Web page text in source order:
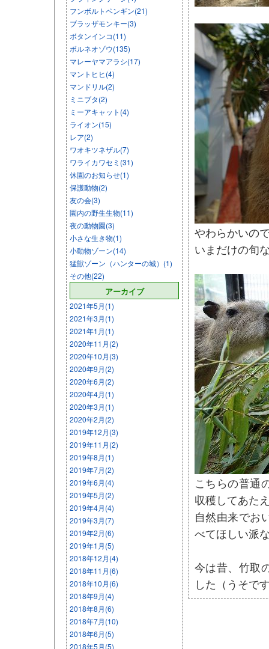
フンボルトペンギン(21)
ブラッザモンキー(3)
ボタンインコ(11)
ボルネオゾウ(135)
マレーヤマアラシ(17)
マントヒヒ(4)
マンドリル(2)
ミニブタ(2)
ミーアキャット(4)
ライオン(15)
レア(2)
ワオキツネザル(7)
ワライカワセミ(31)
休園のお知らせ(1)
保護動物(2)
友の会(3)
園内の野生生物(11)
夜の動物園(3)
小さな生き物(1)
小動物ゾーン(14)
猛獣ゾーン（ハンターの城）(1)
その他(22)
アーカイブ
2021年5月(1)
2021年3月(1)
2021年1月(1)
2020年11月(2)
2020年10月(3)
2020年9月(2)
2020年6月(2)
2020年4月(1)
2020年3月(1)
2020年2月(2)
2019年12月(3)
2019年11月(2)
2019年8月(1)
2019年7月(2)
2019年6月(4)
2019年5月(2)
2019年4月(4)
2019年3月(7)
2019年2月(6)
2019年1月(5)
2018年12月(4)
2018年11月(6)
2018年10月(6)
2018年9月(4)
2018年8月(6)
2018年7月(10)
2018年6月(5)
2018年5月(5)
やわらかいの
いまだけの旬
こちらの普通
収穫してあた
自然由来でお
べてほしい派
今は昔、竹取
した（うそで